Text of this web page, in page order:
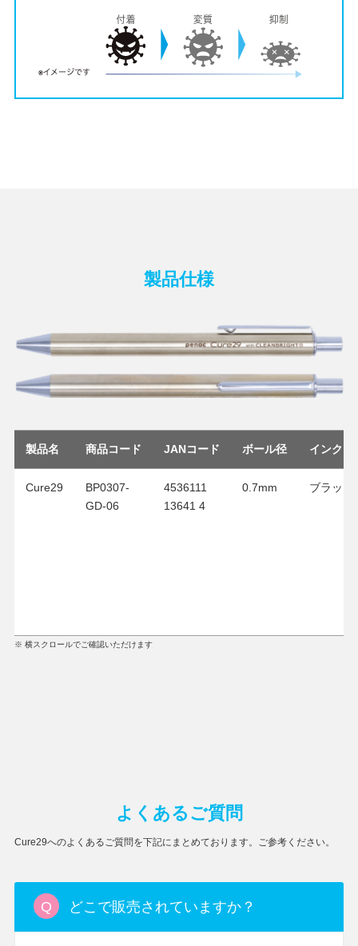
製品仕様
製品名 商品コード JANコード ボール径 インクカ
Cure29
BP0307-
GD-06
4536111
13641 4
0.7mm ブラック
※ 横スクロールでご確認いただけます
よくあるご質問
Cure29へのよくあるご質問を下記にまとめております。ご参考ください。
どこで販売されていますか？